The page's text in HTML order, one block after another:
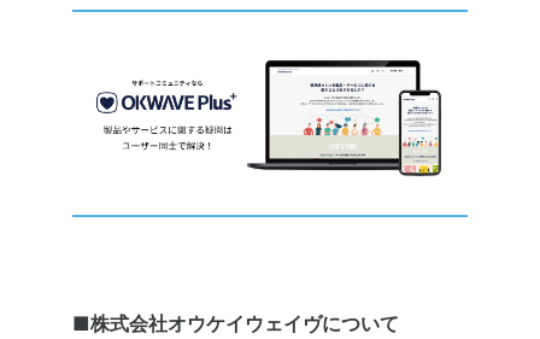
■株式会社オウケイウェイヴについて